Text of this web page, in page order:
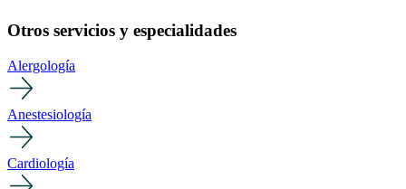
Otros servicios y especialidades
Alergología
Anestesiología
Cardiología